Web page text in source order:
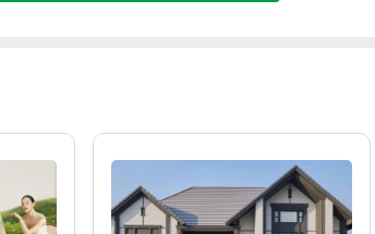
ว เพื่อการพักผ่อนอย่างสงบสุขได้อย่างเต็มที่ ที่นี่คือ "
" บ้านเดี่ยวที่มีเนื้อที่กว้างเพียงหนึ่งเดียวในโ
ม. สำหรับโครงการนี้ได้มีการเปิดขายเฟสแรกไปแล้
งการซื้อบ้านที่มีเนื้อที่กว้างๆ และมีพื้นที่ไว้สำหรับต่อ
และแหล่งช็อปปิ้ง Outlets อย่าง Siam